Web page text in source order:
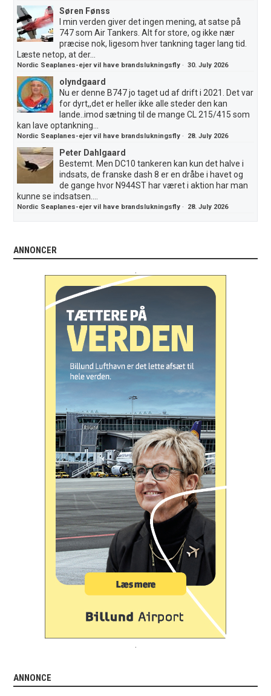
Søren Fønss
I min verden giver det ingen mening, at satse på
747 som Air Tankers. Alt for store, og ikke nær
præcise nok, ligesom hver tankning tager lang tid.
Læste netop, at der...
Nordic Seaplanes-ejer vil have brandslukningsfly ·30. July 2026
olyndgaard
Nu er denne B747 jo taget ud af drift i 2021. Det var
for dyrt,,det er heller ikke alle steder den kan
lande..imod sætning til de mange CL 215/415 som
kan lave optankning...
Nordic Seaplanes-ejer vil have brandslukningsfly · 28. July 2026
Peter Dahlgaard
Bestemt. Men DC10 tankeren kan kun det halve i
indsats, de franske dash 8 er en dråbe i havet og
de gange hvor N944ST har været i aktion har man
kunne se indsatsen....
Nordic Seaplanes-ejer vil have brandslukningsfly · 28. July 2026
ANNONCER
ANNONCE